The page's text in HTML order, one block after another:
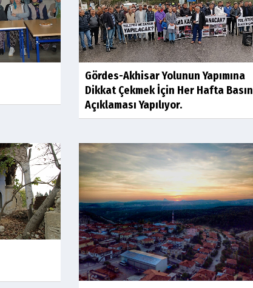
Gördes-Akhisar Yolunun Yapımına
Dikkat Çekmek İçin Her Hafta Basın
Açıklaması Yapılıyor.